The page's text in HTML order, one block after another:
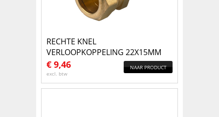
RECHTE KNEL
VERLOOPKOPPELING 22X15MM
€ 9,46
excl. btw
NAAR PRODUCT